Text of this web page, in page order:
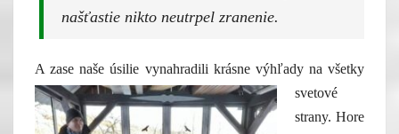
našťastie nikto neutrpel zranenie.
A zase naše úsilie vynahradili krásne výhľady na všetky
svetové
strany. Hore